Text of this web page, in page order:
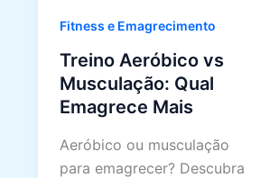
Fitness e Emagrecimento
Treino Aeróbico vs
Musculação: Qual
Emagrece Mais
Aeróbico ou musculação
para emagrecer? Descubra